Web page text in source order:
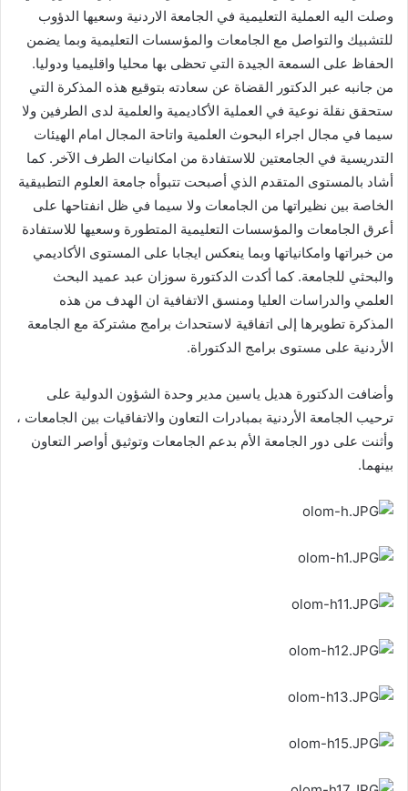
وصلت اليه العملية التعليمية في الجامعة الاردنية وسعيها الدؤوب
للتشبيك والتواصل مع الجامعات والمؤسسات التعليمية وبما يضمن
الحفاظ على السمعة الجيدة التي تحظى بها محليا واقليميا ودوليا.
من جانبه عبر الدكتور القضاة عن سعادته بتوقيع هذه المذكرة التي
ستحقق نقلة نوعية في العملية الأكاديمية والعلمية لدى الطرفين ولا
سيما في مجال اجراء البحوث العلمية واتاحة المجال امام الهيئات
التدريسية في الجامعتين للاستفادة من امكانيات الطرف الآخر. كما
أشاد بالمستوى المتقدم الذي أصبحت تتبوأه جامعة العلوم التطبيقية
الخاصة بين نظيراتها من الجامعات ولا سيما في ظل انفتاحها على
أعرق الجامعات والمؤسسات التعليمية المتطورة وسعيها للاستفادة
من خبراتها وامكانياتها وبما ينعكس ايجابا على المستوى الأكاديمي
والبحثي للجامعة. كما أكدت الدكتورة سوزان عبد عميد البحث
العلمي والدراسات العليا ومنسق الاتفافية ان الهدف من هذه
المذكرة تطويرها إلى اتفاقية لاستحداث برامج مشتركة مع الجامعة
الأردنية على مستوى برامج الدكتوراة.
وأضافت الدكتورة هديل ياسين مدير وحدة الشؤون الدولية على
ترحيب الجامعة الأردنية بمبادرات التعاون والاتفاقيات بين الجامعات ،
وأثنت على دور الجامعة الأم بدعم الجامعات وتوثيق أواصر التعاون
بينهما.